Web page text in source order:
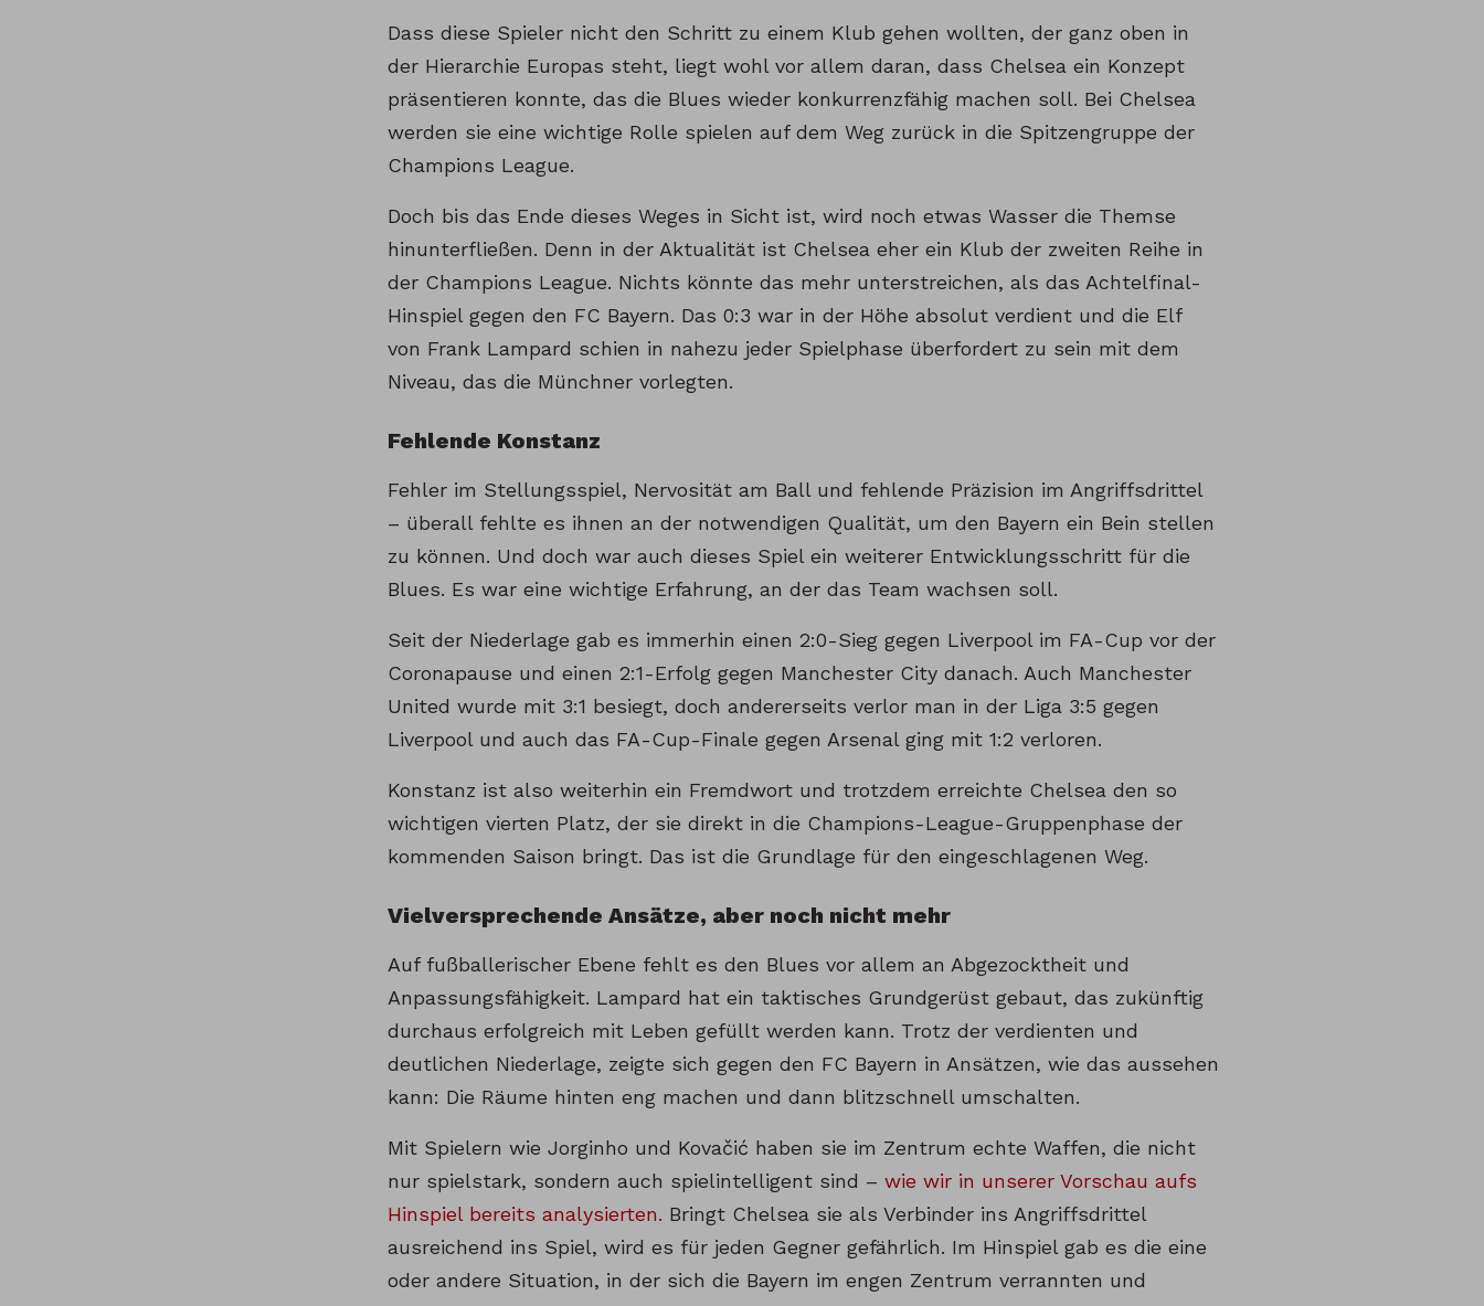
Dass diese Spieler nicht den Schritt zu einem Klub gehen wollten, der ganz oben in
der Hierarchie Europas steht, liegt wohl vor allem daran, dass Chelsea ein Konzept
präsentieren konnte, das die Blues wieder konkurrenzfähig machen soll. Bei Chelsea
werden sie eine wichtige Rolle spielen auf dem Weg zurück in die Spitzengruppe der
Champions League.
Doch bis das Ende dieses Weges in Sicht ist, wird noch etwas Wasser die Themse
hinunterfließen. Denn in der Aktualität ist Chelsea eher ein Klub der zweiten Reihe in
der Champions League. Nichts könnte das mehr unterstreichen, als das Achtelfinal-
Hinspiel gegen den FC Bayern. Das 0:3 war in der Höhe absolut verdient und die Elf
von Frank Lampard schien in nahezu jeder Spielphase überfordert zu sein mit dem
Niveau, das die Münchner vorlegten.
Fehlende Konstanz
Fehler im Stellungsspiel, Nervosität am Ball und fehlende Präzision im Angriffsdrittel
– überall fehlte es ihnen an der notwendigen Qualität, um den Bayern ein Bein stellen
zu können. Und doch war auch dieses Spiel ein weiterer Entwicklungsschritt für die
Blues. Es war eine wichtige Erfahrung, an der das Team wachsen soll.
Seit der Niederlage gab es immerhin einen 2:0-Sieg gegen Liverpool im FA-Cup vor der
Coronapause und einen 2:1-Erfolg gegen Manchester City danach. Auch Manchester
United wurde mit 3:1 besiegt, doch andererseits verlor man in der Liga 3:5 gegen
Liverpool und auch das FA-Cup-Finale gegen Arsenal ging mit 1:2 verloren.
Konstanz ist also weiterhin ein Fremdwort und trotzdem erreichte Chelsea den so
wichtigen vierten Platz, der sie direkt in die Champions-League-Gruppenphase der
kommenden Saison bringt. Das ist die Grundlage für den eingeschlagenen Weg.
Vielversprechende Ansätze, aber noch nicht mehr
Auf fußballerischer Ebene fehlt es den Blues vor allem an Abgezocktheit und
Anpassungsfähigkeit. Lampard hat ein taktisches Grundgerüst gebaut, das zukünftig
durchaus erfolgreich mit Leben gefüllt werden kann. Trotz der verdienten und
deutlichen Niederlage, zeigte sich gegen den FC Bayern in Ansätzen, wie das aussehen
kann: Die Räume hinten eng machen und dann blitzschnell umschalten.
Mit Spielern wie Jorginho und Kovačić haben sie im Zentrum echte Waffen, die nicht
nur spielstark, sondern auch spielintelligent sind – wie wir in unserer Vorschau aufs
Hinspiel bereits analysierten. Bringt Chelsea sie als Verbinder ins Angriffsdrittel
ausreichend ins Spiel, wird es für jeden Gegner gefährlich. Im Hinspiel gab es die eine
oder andere Situation, in der sich die Bayern im engen Zentrum verrannten und